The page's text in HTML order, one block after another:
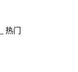
热门